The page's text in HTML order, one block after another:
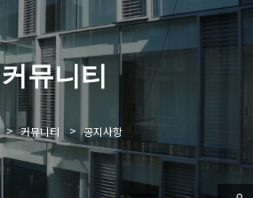
커뮤니티
> 커뮤니티 > 공지사항